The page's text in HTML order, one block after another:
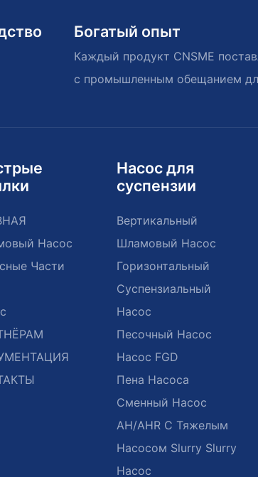
Богатый опыт
Каждый продукт CNSME
с промышленным обещанием
Насос
Части
Насос для
суспензии
Вертикальный
Шламовый Насос
Горизонтальный
Суспензиальный
Насос
Песочный Насос
Насос FGD
Пена Насоса
Сменный Насос
AH/AHR С Тяжелым
Насосом Slurry Slurry
Насос